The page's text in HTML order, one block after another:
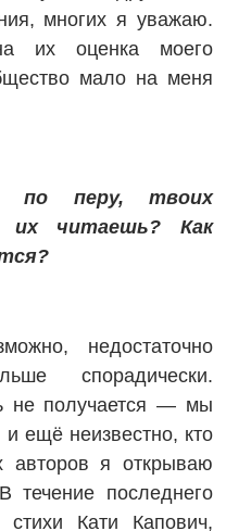
многих я уважаю.
их оценка моего
мало на меня
по перу, твоих
читаешь? Как
недостаточно
спорадически.
не получается — мы
ещё неизвестно, кто
авторов я открываю
течение последнего
Кати Капович,